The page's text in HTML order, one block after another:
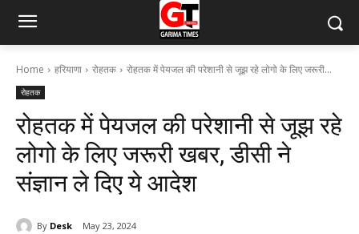
Home हरियाणा रोहतक रोहतक में पेयजल की परेशानी से जूझ रहे लोगो के लिए जरूरी...
रोहतक
रोहतक में पेयजल की परेशानी से जूझ रहे
लोगो के लिए जरूरी खबर, डीसी ने
संज्ञान ले दिए ये आदेश
By Desk May 23, 2024